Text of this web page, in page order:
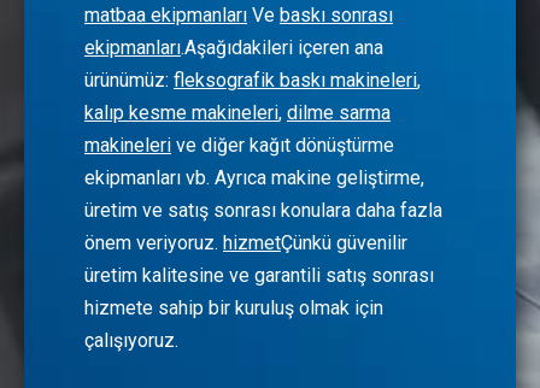
matbaa ekipmanları Ve baskı sonrası
ekipmanları.Aşağıdakileri içeren ana
ürünümüz: fleksografik baskı makineleri,
kalıp kesme makineleri, dilme sarma
makineleri ve diğer kağıt dönüştürme
ekipmanları vb. Ayrıca makine geliştirme,
üretim ve satış sonrası konulara daha fazla
önem veriyoruz. hizmetÇünkü güvenilir
üretim kalitesine ve garantili satış sonrası
hizmete sahip bir kuruluş olmak için
çalışıyoruz.